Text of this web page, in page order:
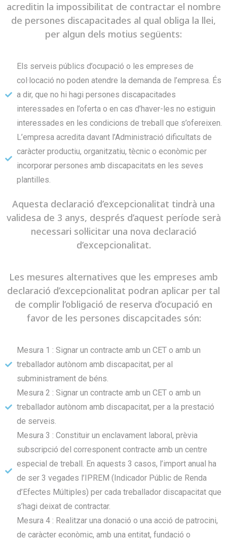
acreditin la impossibilitat de contractar el nombre
de persones discapacitades al qual obliga la llei,
per algun dels motius següents:
Els serveis públics d’ocupació o les empreses de
col·locació no poden atendre la demanda de l’empresa. És
a dir, que no hi hagi persones discapacitades
interessades en l’oferta o en cas d’haver-les no estiguin
interessades en les condicions de treball que s’ofereixen.
L’empresa acredita davant l’Administració dificultats de
caràcter productiu, organitzatiu, tècnic o econòmic per
incorporar persones amb discapacitats en les seves
plantilles.
Aquesta declaració d’excepcionalitat tindrà una
validesa de 3 anys, després d’aquest període serà
necessari sol·licitar una nova declaració
d’excepcionalitat.
Les mesures alternatives que les empreses amb
declaració d’excepcionalitat podran aplicar per tal
de complir l’obligació de reserva d’ocupació en
favor de les persones discapcitades són:
Mesura 1 : Signar un contracte amb un CET o amb un
treballador autònom amb discapacitat, per al
subministrament de béns.
Mesura 2 : Signar un contracte amb un CET o amb un
treballador autònom amb discapacitat, per a la prestació
de serveis.
Mesura 3 : Constituir un enclavament laboral, prèvia
subscripció del corresponent contracte amb un centre
especial de treball. En aquests 3 casos, l’import anual ha
de ser 3 vegades l’IPREM (Indicador Públic de Renda
d’Efectes Múltiples) per cada treballador discapacitat que
s’hagi deixat de contractar.
Mesura 4 : Realitzar una donació o una acció de patrocini,
de caràcter econòmic, amb una entitat, fundació o